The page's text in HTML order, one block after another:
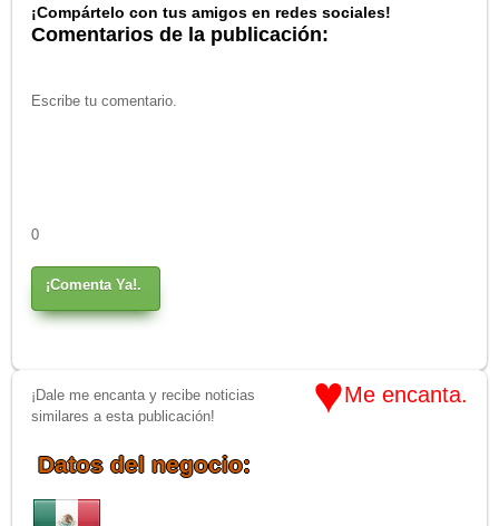
¡Compártelo con tus amigos en redes sociales!
Comentarios de la publicación:
0
¡Comenta Ya!.
♥Me encanta.
¡Dale me encanta y recibe noticias
similares a esta publicación!
Datos del negocio: